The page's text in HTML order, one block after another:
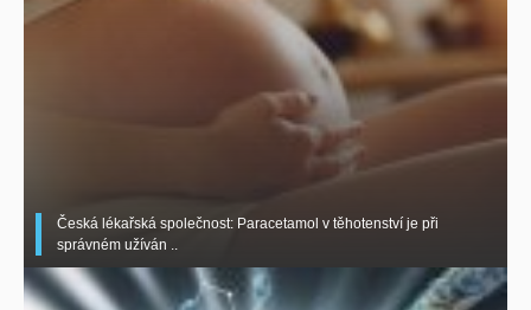
Česká lékařská společnost: Paracetamol v těhotenství je při
správném užíván ..